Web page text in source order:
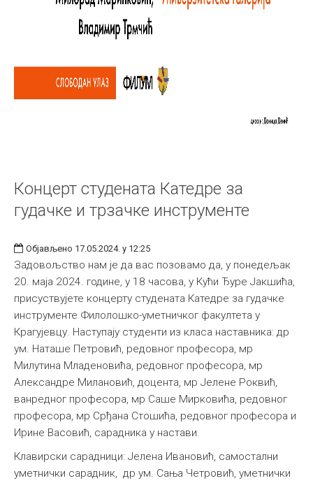
Концерт студената Катедре за
гудачке и трзачке инструменте
Објављено 17.05.2024. у 12:25
Задовољство нам је да вас позовамо да, у понедељак
20. маја 2024. године, у 18 часова, у Кући Ђуре Јакшића,
присуствујете концерту студената Катедре за гудачке
инструменте Филолошко-уметничког факултета у
Крагујевцу. Наступају студенти из класа наставника: др
ум. Наташе Петровић, редовног професора, мр
Милутина Младеновића, редовног професора, мр
Александре Милановић, доцента, мр Јелене Роквић,
ванредног професора, мр Саше Мирковића, редовног
професора, мр Срђана Стошића, редовног професора и
Ирине Васовић, сарадника у настави.
Клавирски сарадници: Jeлена Ивановић, самостални
уметнички сарадник, др ум. Сања Четровић, уметнички